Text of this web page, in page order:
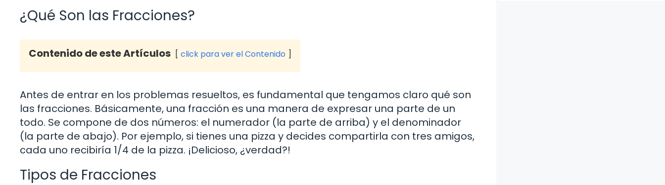
¿Qué Son las Fracciones?
Contenido de este Artículos click para ver el Contenido
Antes de entrar en los problemas resueltos, es fundamental que tengamos claro qué son
las fracciones. Básicamente, una fracción es una manera de expresar una parte de un
todo. Se compone de dos números: el numerador (la parte de arriba) y el denominador
(la parte de abajo). Por ejemplo, si tienes una pizza y decides compartirla con tres amigos,
cada uno recibiría 1/4 de la pizza. ¡Delicioso, ¿verdad?!
Tipos de Fracciones